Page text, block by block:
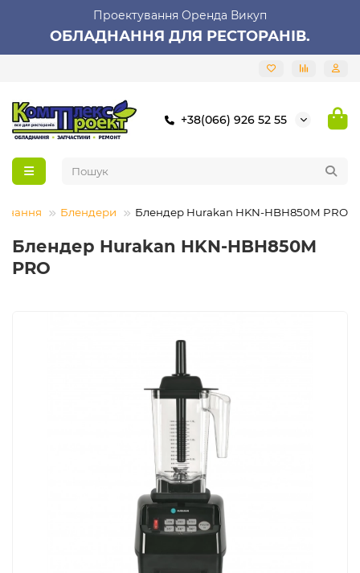
Проектування Оренда Викуп
ОБЛАДНАННЯ ДЛЯ РЕСТОРАНІВ.
+38(066) 926 52 55
Блендери Блендер Hurakan HKN-HBH850M PRO
Блендер Hurakan HKN-HBH850M
PRO